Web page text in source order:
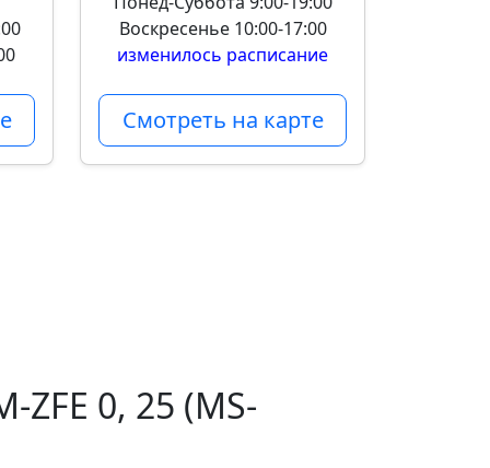
Воскресенье 10:00-17:00
изменилось расписание
Смотреть на карте
0, 25 (MS-